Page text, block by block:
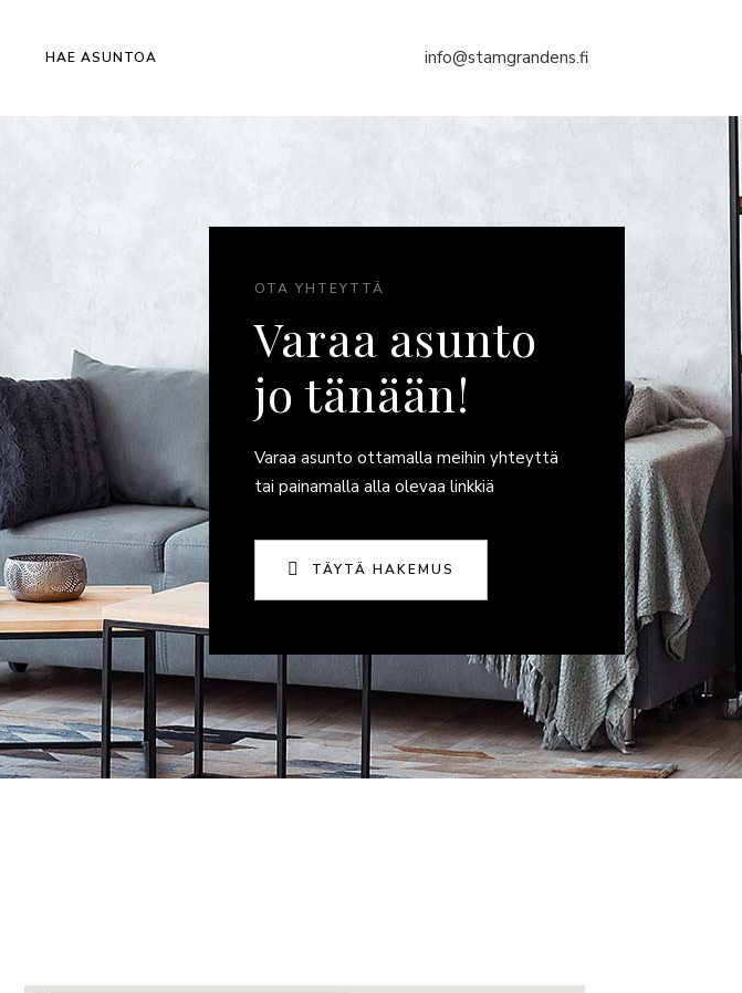
info@stamgrandens.fi
HAE ASUNTOA
OTA YHTEYTTÄ
Varaa asunto
jo tänään!
Varaa asunto ottamalla meihin yhteyttä
tai painamalla alla olevaa linkkiä
TÄYTÄ HAKEMUS